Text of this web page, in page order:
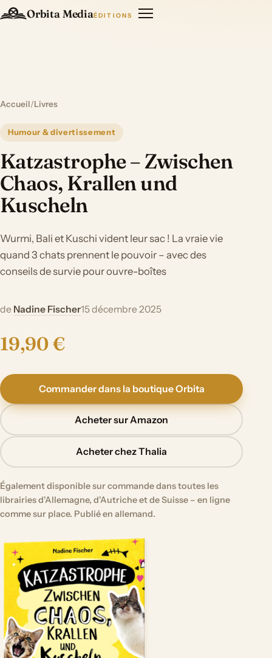
Orbita MediaÉDITIONS
Accueil/Livres
Humour & divertissement
Katzastrophe – Zwischen
Chaos, Krallen und
Kuscheln
Wurmi, Bali et Kuschi vident leur sac ! La vraie vie
quand 3 chats prennent le pouvoir – avec des
conseils de survie pour ouvre-boîtes
de Nadine Fischer15 décembre 2025
19,90 €
Commander dans la boutique Orbita
Acheter sur Amazon
Acheter chez Thalia
Également disponible sur commande dans toutes les
librairies d'Allemagne, d'Autriche et de Suisse – en ligne
comme sur place. Publié en allemand.